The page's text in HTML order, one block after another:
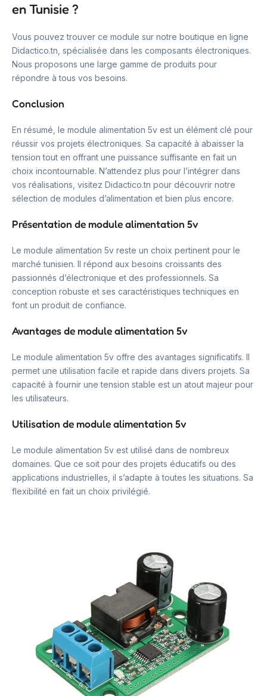
en Tunisie ?
Vous pouvez trouver ce module sur notre boutique en ligne
Didactico.tn, spécialisée dans les composants électroniques.
Nous proposons une large gamme de produits pour
répondre à tous vos besoins.
Conclusion
En résumé, le module alimentation 5v est un élément clé pour
réussir vos projets électroniques. Sa capacité à abaisser la
tension tout en offrant une puissance suffisante en fait un
choix incontournable. N’attendez plus pour l’intégrer dans
vos réalisations, visitez Didactico.tn pour découvrir notre
sélection de modules d’alimentation et bien plus encore.
Présentation de module alimentation 5v
Le module alimentation 5v reste un choix pertinent pour le
marché tunisien. Il répond aux besoins croissants des
passionnés d’électronique et des professionnels. Sa
conception robuste et ses caractéristiques techniques en
font un produit de confiance.
Avantages de module alimentation 5v
Le module alimentation 5v offre des avantages significatifs. Il
permet une utilisation facile et rapide dans divers projets. Sa
capacité à fournir une tension stable est un atout majeur pour
les utilisateurs.
Utilisation de module alimentation 5v
Le module alimentation 5v est utilisé dans de nombreux
domaines. Que ce soit pour des projets éducatifs ou des
applications industrielles, il s’adapte à toutes les situations. Sa
flexibilité en fait un choix privilégié.